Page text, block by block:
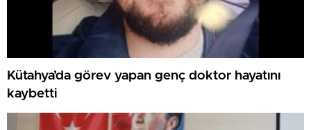
Kütahya’da görev yapan genç doktor hayatını
kaybetti